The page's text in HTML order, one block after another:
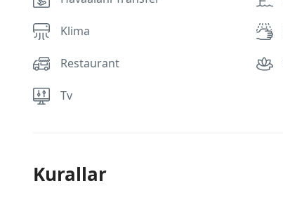
Klima
Restaurant
Tv
Kurallar